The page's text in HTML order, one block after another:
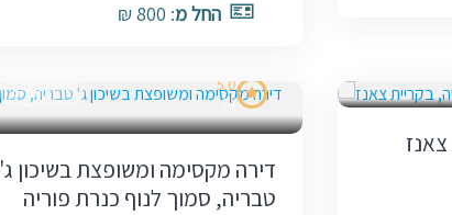
החל מ: 800 ₪
5.0
(1) בין הזמנים
דירה מקסימה ומשופצת בשיכון ג'
טבריה, סמוך לנוף כנרת פוריה